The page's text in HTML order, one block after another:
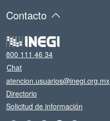
Contacto
800 111 46 34
Chat
atencion.usuarios@inegi.org.mx
Directorio
Solicitud de información